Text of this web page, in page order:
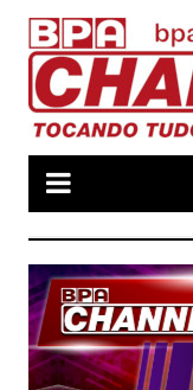
para
conteúdo